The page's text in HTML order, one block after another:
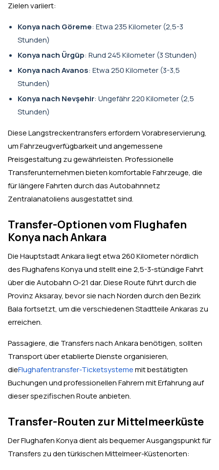
Zielen variiert:
Konya nach Göreme: Etwa 235 Kilometer (2,5-3
Stunden)
Konya nach Ürgüp: Rund 245 Kilometer (3 Stunden)
Konya nach Avanos: Etwa 250 Kilometer (3-3,5
Stunden)
Konya nach Nevşehir: Ungefähr 220 Kilometer (2,5
Stunden)
Diese Langstreckentransfers erfordern Vorabreservierung,
um Fahrzeugverfügbarkeit und angemessene
Preisgestaltung zu gewährleisten. Professionelle
Transferunternehmen bieten komfortable Fahrzeuge, die
für längere Fahrten durch das Autobahnnetz
Zentralanatoliens ausgestattet sind.
Transfer-Optionen vom Flughafen
Konya nach Ankara
Die Hauptstadt Ankara liegt etwa 260 Kilometer nördlich
des Flughafens Konya und stellt eine 2,5-3-stündige Fahrt
über die Autobahn O-21 dar. Diese Route führt durch die
Provinz Aksaray, bevor sie nach Norden durch den Bezirk
Bala fortsetzt, um die verschiedenen Stadtteile Ankaras zu
erreichen.
Passagiere, die Transfers nach Ankara benötigen, sollten
Transport über etablierte Dienste organisieren,
dieFlughafentransfer-Ticketsystememit bestätigten
Buchungen und professionellen Fahrern mit Erfahrung auf
dieser spezifischen Route anbieten.
Transfer-Routen zur Mittelmeerküste
Der Flughafen Konya dient als bequemer Ausgangspunkt für
Transfers zu den türkischen Mittelmeer-Küstenorten: